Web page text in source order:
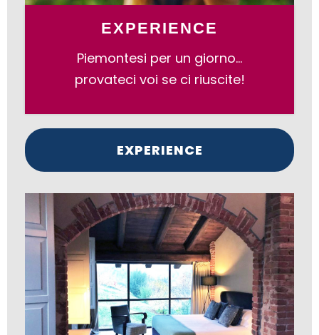
EXPERIENCE
Piemontesi per un giorno…
provateci voi se ci riuscite!
EXPERIENCE